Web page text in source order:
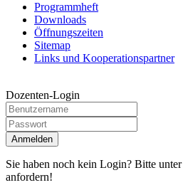
Programmheft
Downloads
Öffnungszeiten
Sitemap
Links und Kooperationspartner
Dozenten-Login
Anmelden
Sie haben noch kein Login? Bitte unter
anfordern!